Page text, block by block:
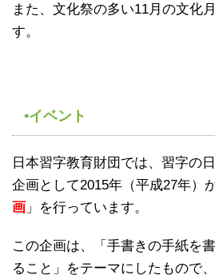
また、文化祭の多い11月の文化
す。
▪イベント
日本習字教育財団では、習字の
企画として2015年（平成27年）
画 」を行っています。
この企画は、「手書きの手紙を
ること」をテーマにしたもので